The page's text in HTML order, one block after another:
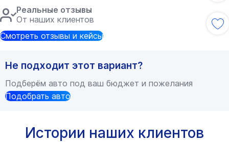
Реальные отзывы
От наших клиентов
Смотреть отзывы и кейсы
Не подходит этот вариант?
Подберём авто под ваш бюджет и пожелания
Подобрать авто
Истории наших клиентов